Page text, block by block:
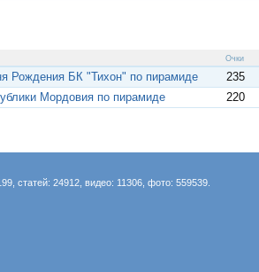
Очки
Рождения БК "Тихон" по пирамиде 235
Мордовия по пирамиде 220
статей: 24912, видео: 11306, фото: 559539.